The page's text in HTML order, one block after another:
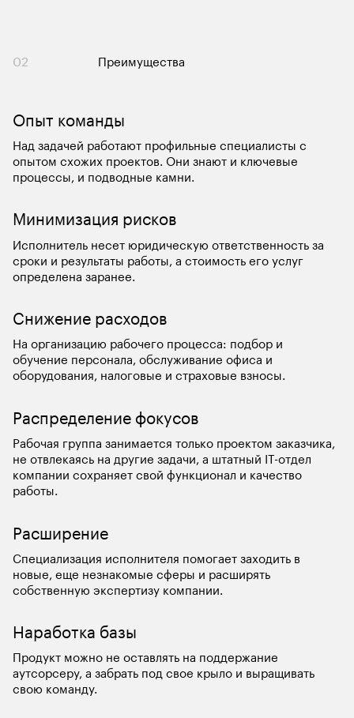
02 Преимущества
Опыт команды
Над задачей работают профильные специалисты с
опытом схожих проектов. Они знают и ключевые
процессы, и подводные камни.
Минимизация рисков
Исполнитель несет юридическую ответственность за
сроки и результаты работы, а стоимость его услуг
определена заранее.
Снижение расходов
На организацию рабочего процесса: подбор и
обучение персонала, обслуживание офиса и
оборудования, налоговые и страховые взносы.
Распределение фокусов
Рабочая группа занимается только проектом заказчика,
не отвлекаясь на другие задачи, а штатный IT-отдел
компании сохраняет свой функционал и качество
работы.
Расширение
Специализация исполнителя помогает заходить в
новые, еще незнакомые сферы и расширять
собственную экспертизу компании.
Наработка базы
Продукт можно не оставлять на поддержание
аутсорсеру, а забрать под свое крыло и выращивать
свою команду.